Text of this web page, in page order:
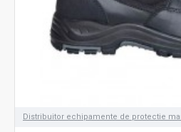
Distribuitor echipamente de protectie